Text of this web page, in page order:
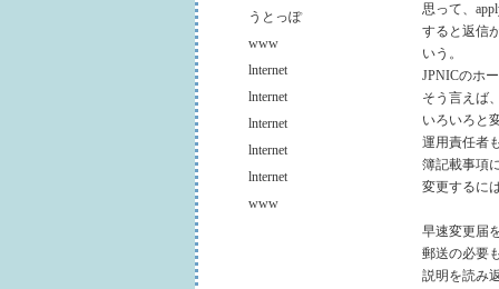
うとっぽ
www
lnternet
lnternet
lnternet
lnternet
lnternet
www
思って、
すると返信
いう。
JPNICのホ
そう言えば
いろいろと
運用責任者
簿記載事項
変更するに
早速変更届
郵送の必要
説明を読み